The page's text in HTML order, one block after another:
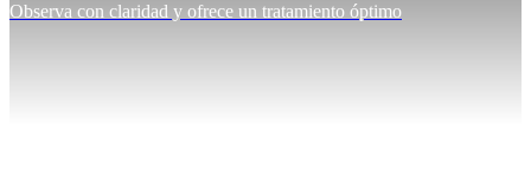
Observa con claridad y ofrece un tratamiento óptimo